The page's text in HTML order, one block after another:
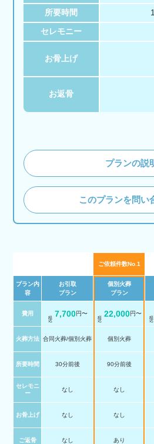
所要時間
セレモニー
お骨上げ
お返骨
プランの説
このプランを問い
ご依頼件数No.1
プラン内
容
お引取
プラン
個別火葬
プラン
費用 7,700円〜 22,000円〜
火葬方法 合同火葬/個別火葬 個別火葬
所要時間 30分前後 90分前後
セレモニ
ー
なし なし
お骨上げ なし なし
ご返骨 なし あり